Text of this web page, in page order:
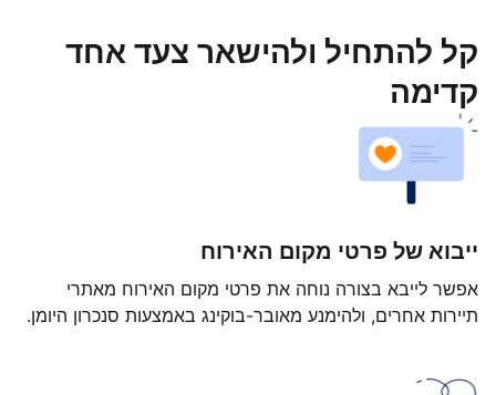
קל להתחיל ולהישאר צעד אחד
קדימה
ייבוא של פרטי מקום האירוח
אפשר לייבא בצורה נוחה את פרטי מקום האירוח מאתרי
תיירות אחרים, ולהימנע מאובר-בוקינג באמצעות סנכרון היומן.